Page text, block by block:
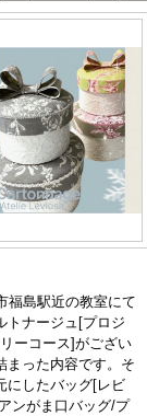
福島駅近の教室にて
トナージュ[プロジ
ーコース]がござい
まった内容です。そ
にしたバッグ[レビ
ンがま口バッグ/プ